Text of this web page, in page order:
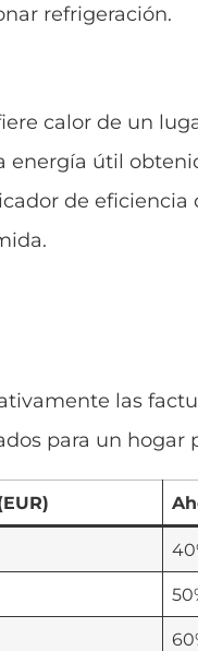
refrigeración.
calor de un
energía útil
de
las
para un hogar